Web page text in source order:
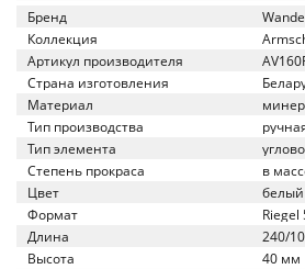
Бренд
Коллекция
Артикул производителя
Страна изготовления
Материал
Тип производства
Тип элемента
Степень прокраса
в
Цвет
белый
Формат
Riegel
Длина
240/
Высота
40 мм